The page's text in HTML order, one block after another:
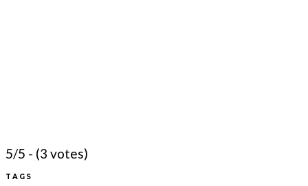
5/5 - (3 votes)
TAGS